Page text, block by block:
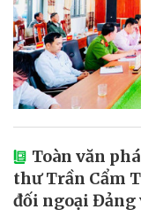
Toàn văn
thư Trần Cẩm
đối ngoại Đảng